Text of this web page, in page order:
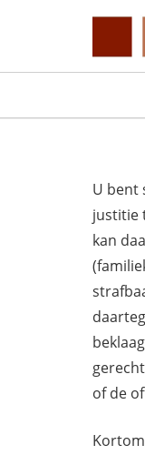
U bent
justitie
kan
of de